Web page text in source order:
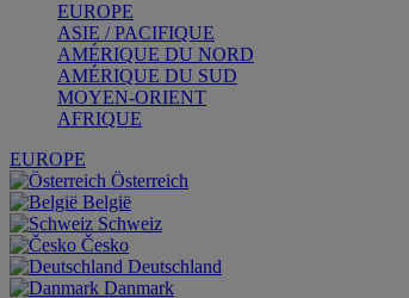
EUROPE
ASIE / PACIFIQUE
AMÉRIQUE DU NORD
AMÉRIQUE DU SUD
MOYEN-ORIENT
AFRIQUE
EUROPE
Österreich
België
Schweiz
Česko
Deutschland
Danmark